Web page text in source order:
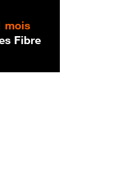
mois
Fibre